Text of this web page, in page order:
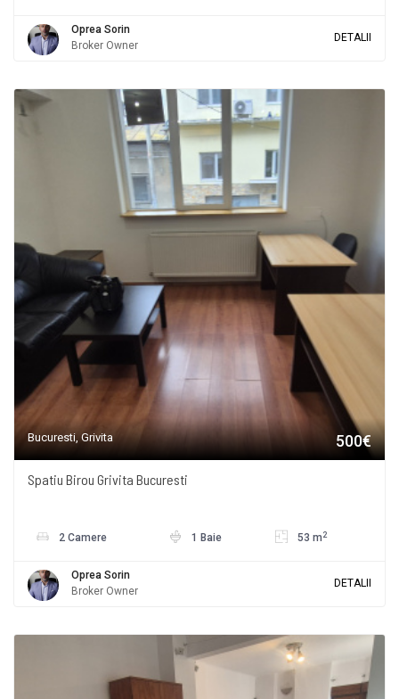
Oprea Sorin
Broker Owner
DETALII
Bucuresti, Grivita 500€
Spatiu Birou Grivita Bucuresti
2 Camere 1 Baie 53 m 2
Oprea Sorin
Broker Owner
DETALII